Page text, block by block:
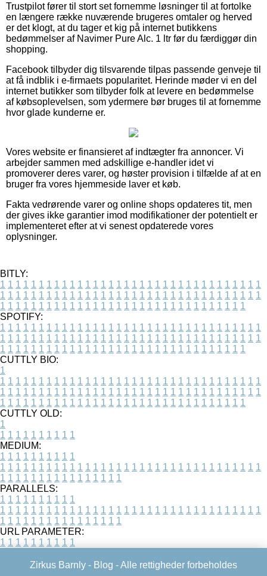
Trustpilot fører til stort set fornemme løsninger til at fortolke
en længere række nuværende brugeres omtaler og herved
er det klogt, at du tager et kig på internet butikkens
bedømmelser af Navimer Pure Alc. 1 ltr før du færdiggør din
shopping.
Facebook tilbyder dig tilsvarende tilpas passende genveje til
at få indblik i e-firmaets popularitet. Herinde møder vi en del
internet butikker som tilbyder folk at levere en bedømmelse
af købsoplevelsen, som ydermere bør bruges til at fornemme
hvor glade kunderne er.
Vores website er finansieret af indtægter fra annoncer. Vi
arbejder sammen med adskillige e-handler idet vi
promoverer deres varer, og høster provision i tilfælde af at en
bruger fra vores hjemmeside laver et køb.
Fakta vedrørende varer og online shops opdateres tit, men
der gives ikke garantier imod modifikationer der potentielt er
implementeret efter at vi senest opdaterede vores
oplysninger.
BITLY:
1 1 1 1 1 1 1 1 1 1 1 1 1 1 1 1 1 1 1 1 1 1 1 1 1 1 1 1 1 1 1 1 1 1
1 1 1 1 1 1 1 1 1 1 1 1 1 1 1 1 1 1 1 1 1 1 1 1 1 1 1 1 1 1 1 1 1 1
1 1 1 1 1 1 1 1 1 1 1 1 1 1 1 1 1 1 1 1 1 1 1 1 1 1 1 1 1 1 1 1
SPOTIFY:
1 1 1 1 1 1 1 1 1 1 1 1 1 1 1 1 1 1 1 1 1 1 1 1 1 1 1 1 1 1 1 1 1 1
1 1 1 1 1 1 1 1 1 1 1 1 1 1 1 1 1 1 1 1 1 1 1 1 1 1 1 1 1 1 1 1 1 1
1 1 1 1 1 1 1 1 1 1 1 1 1 1 1 1 1 1 1 1 1 1 1 1 1 1 1 1 1 1 1 1
CUTTLY BIO:
1
1 1 1 1 1 1 1 1 1 1 1 1 1 1 1 1 1 1 1 1 1 1 1 1 1 1 1 1 1 1 1 1 1 1
1 1 1 1 1 1 1 1 1 1 1 1 1 1 1 1 1 1 1 1 1 1 1 1 1 1 1 1 1 1 1 1 1 1
1 1 1 1 1 1 1 1 1 1 1 1 1 1 1 1 1 1 1 1 1 1 1 1 1 1 1 1 1 1 1 1
CUTTLY OLD:
1
1 1 1 1 1 1 1 1 1 1
MEDIUM:
1 1 1 1 1 1 1 1 1 1
1 1 1 1 1 1 1 1 1 1 1 1 1 1 1 1 1 1 1 1 1 1 1 1 1 1 1 1 1 1 1 1 1 1
1 1 1 1 1 1 1 1 1 1 1 1 1 1 1 1
PARALLELS:
1 1 1 1 1 1 1 1 1 1
1 1 1 1 1 1 1 1 1 1 1 1 1 1 1 1 1 1 1 1 1 1 1 1 1 1 1 1 1 1 1 1 1 1
1 1 1 1 1 1 1 1 1 1 1 1 1 1 1 1
URL PARAMETER:
1 1 1 1 1 1 1 1 1 1
Zirkus Barnly - Blog - Alle rettigheder forbeholdes